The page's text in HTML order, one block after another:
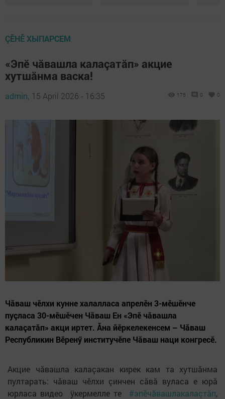
ÇӖНӖ ХЫПАРСЕМ
«Эпӗ чăвашла калаçатăп» акцие
хутшăнма васка!
admin, 15 April 2026 - 16:35 175 0 0
Чăваш чӗлхи кунне халалласа апрелӗн 3-мӗшӗнче
пуçласа 30-мӗшӗчен Чăваш Ен «Эпӗ чăвашла
калаçатăп» акци иртет. Ăна йӗркелекенсем – Чăваш
Республикин Вӗренӳ институчӗпе Чăваш наци конгресӗ.
Акцие чăвашла калаçакан кирек кам та хутшăнма
пултарать: чăваш чӗлхи çинчен сăвă вуласа е юрă
юрласа видео ӱкермелле те #эпĕчăвашлакалаçтăп,